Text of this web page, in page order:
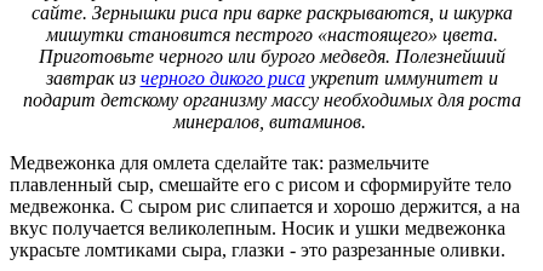
сайте. Зернышки риса при варке раскрываются, и шкурка
мишутки становится пестрого «настоящего» цвета.
Приготовьте черного или бурого медведя. Полезнейший
завтрак из черного дикого рисаукрепит иммунитет и
подарит детскому организму массу необходимых для роста
минералов, витаминов.
Медвежонка для омлета сделайте так: размельчите
плавленный сыр, смешайте его с рисом и сформируйте тело
медвежонка. С сыром рис слипается и хорошо держится, а на
вкус получается великолепным. Носик и ушки медвежонка
украсьте ломтиками сыра, глазки - это разрезанные оливки.